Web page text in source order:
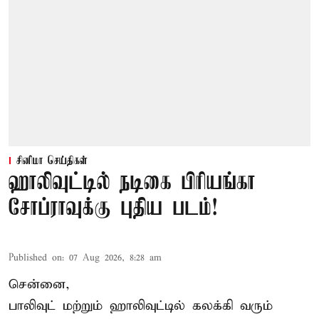
சினிமா செய்திகள்
ஹாலிவுட்டில் நடிகை பிரியங்கா
சோப்ராவுக்கு புதிய படம்!
Published on: 07 Aug 2026, 8:28 am
சென்னை,
பாலிவுட் மற்றும் ஹாலிவுட்டில் கலக்கி வரும்